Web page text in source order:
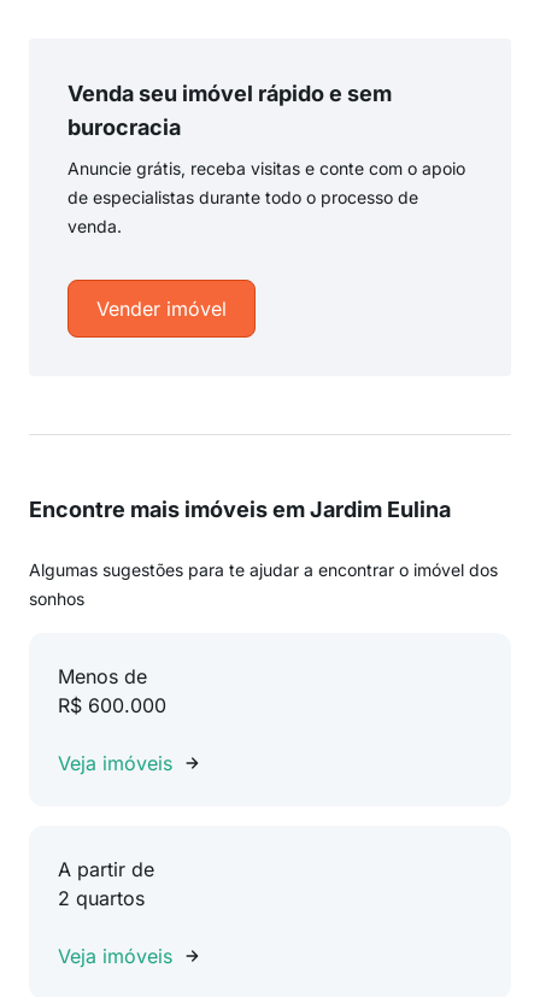
Venda seu imóvel rápido e sem
burocracia
Anuncie grátis, receba visitas e conte com o apoio
de especialistas durante todo o processo de
venda.
Vender imóvel
Encontre mais imóveis em Jardim Eulina
Algumas sugestões para te ajudar a encontrar o imóvel dos
sonhos
Menos de
R$ 600.000
Veja imóveis
A partir de
2 quartos
Veja imóveis